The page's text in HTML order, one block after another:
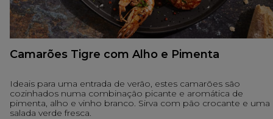
Camarões Tigre com Alho e Pimenta
Ideais para uma entrada de verão, estes camarões são
cozinhados numa combinação picante e aromática de
pimenta, alho e vinho branco. Sirva com pão crocante e uma
salada verde fresca.